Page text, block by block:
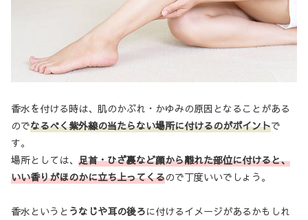
香水を付ける時は、肌のかぶれ・かゆみの原因となることがある
のでなるべく紫外線の当たらない場所に付けるのがポイントで
す。
場所としては、 足首・ひざ裏など顔から離れた部位に付けると、
いい香りがほのかに立ち上ってくるので丁度いいでしょう。
香水というと うなじや耳の後ろに付けるイメージがあるかもしれ